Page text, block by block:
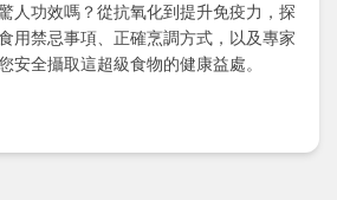
人功效嗎？從抗氧化到提升免疫力，探
用禁忌事項、正確烹調方式，以及專家
安全攝取這超級食物的健康益處。